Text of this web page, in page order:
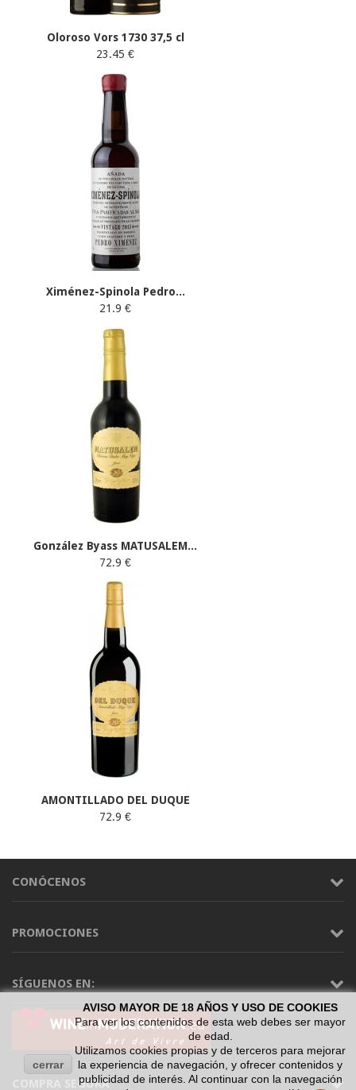
Oloroso Vors 1730 37,5 cl
23.45 €
Ximénez-Spinola Pedro...
21.9 €
González Byass MATUSALEM...
72.9 €
AMONTILLADO DEL DUQUE
72.9 €
CONÓCENOS
PROMOCIONES
SÍGUENOS EN:
COMPRA SEGURA
cerrar
AVISO MAYOR DE 18 AÑOS Y USO DE COOKIES
Para ver los contenidos de esta web debes ser mayor
de edad.
Utilizamos cookies propias y de terceros para mejorar
la experiencia de navegación, y ofrecer contenidos y
publicidad de interés. Al continuar con la navegación